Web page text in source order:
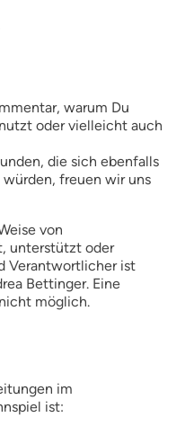
warum Du
oder vielleicht auch
die sich ebenfalls
freuen wir uns
von
unterstützt oder
Verantwortlicher ist
Bettinger. Eine
möglich.
im
ist: